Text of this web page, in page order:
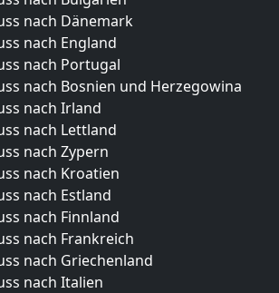
nach Dänemark
nach England
nach Portugal
nach Bosnien und Herzegowina
nach Irland
nach Lettland
nach Zypern
nach Kroatien
nach Estland
nach Finnland
nach Frankreich
nach Griechenland
nach Italien